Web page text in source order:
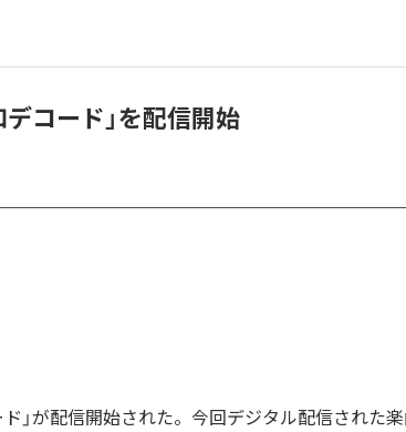
コード」を配信開始
」が配信開始された。今回デジタル配信された楽